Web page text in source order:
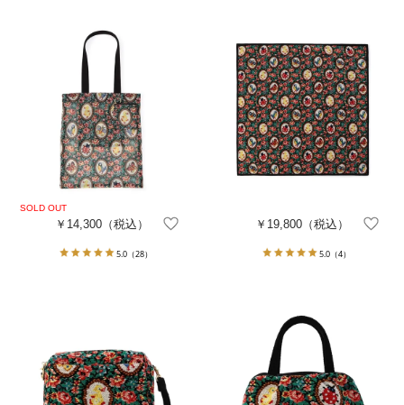
￥14,300（税込）
5.0（28）
￥19,800 （税込）
5.0（4）